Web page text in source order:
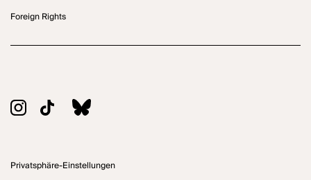
Foreign Rights
Privatsphäre-Einstellungen